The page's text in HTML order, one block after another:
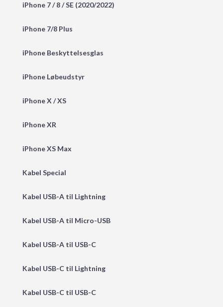
iPhone 7 / 8 / SE (2020/2022)
iPhone 7/8 Plus
iPhone Beskyttelsesglas
iPhone Løbeudstyr
iPhone X / XS
iPhone XR
iPhone XS Max
Kabel Special
Kabel USB-A til Lightning
Kabel USB-A til Micro-USB
Kabel USB-A til USB-C
Kabel USB-C til Lightning
Kabel USB-C til USB-C